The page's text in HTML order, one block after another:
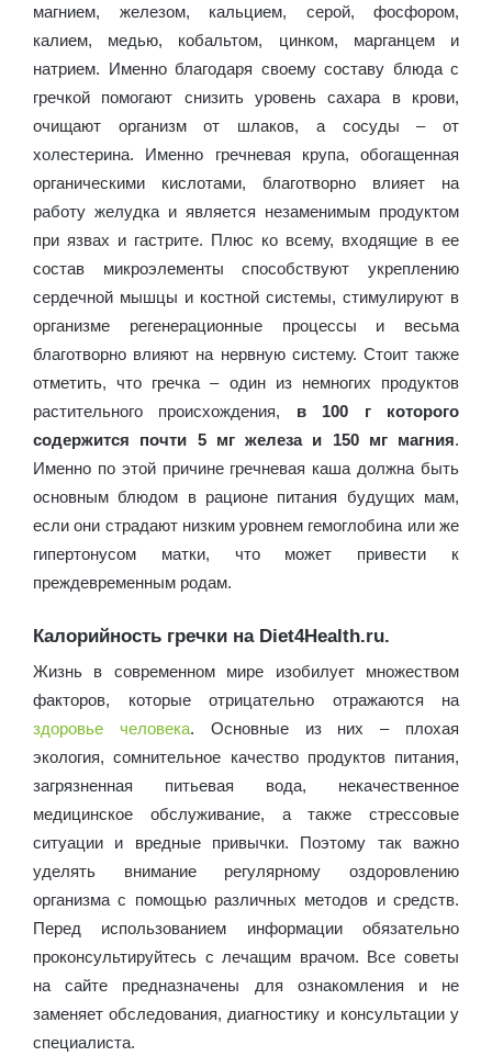
магнием, железом, кальцием, серой, фосфором,
калием, медью, кобальтом, цинком, марганцем и
натрием. Именно благодаря своему составу блюда с
гречкой помогают снизить уровень сахара в крови,
очищают организм от шлаков, а сосуды – от
холестерина. Именно гречневая крупа, обогащенная
органическими кислотами, благотворно влияет на
работу желудка и является незаменимым продуктом
при язвах и гастрите. Плюс ко всему, входящие в ее
состав микроэлементы способствуют укреплению
сердечной мышцы и костной системы, стимулируют в
организме регенерационные процессы и весьма
благотворно влияют на нервную систему. Стоит также
отметить, что гречка – один из немногих продуктов
растительного происхождения, в 100 г которого
содержится почти 5 мг железа и 150 мг магния.
Именно по этой причине гречневая каша должна быть
основным блюдом в рационе питания будущих мам,
если они страдают низким уровнем гемоглобина или же
гипертонусом матки, что может привести к
преждевременным родам.
Калорийность гречки на Diet4Health.ru.
Жизнь в современном мире изобилует множеством
факторов, которые отрицательно отражаются на
здоровье человека. Основные из них – плохая
экология, сомнительное качество продуктов питания,
загрязненная питьевая вода, некачественное
медицинское обслуживание, а также стрессовые
ситуации и вредные привычки. Поэтому так важно
уделять внимание регулярному оздоровлению
организма с помощью различных методов и средств.
Перед использованием информации обязательно
проконсультируйтесь с лечащим врачом. Все советы
на сайте предназначены для ознакомления и не
заменяет обследования, диагностику и консультации у
специалиста.